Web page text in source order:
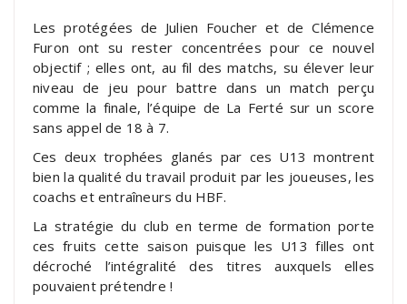
Les protégées de Julien Foucher et de Clémence
Furon ont su rester concentrées pour ce nouvel
objectif ; elles ont, au fil des matchs, su élever leur
niveau de jeu pour battre dans un match perçu
comme la finale, l’équipe de La Ferté sur un score
sans appel de 18 à 7.
Ces deux trophées glanés par ces U13 montrent
bien la qualité du travail produit par les joueuses, les
coachs et entraîneurs du HBF.
La stratégie du club en terme de formation porte
ces fruits cette saison puisque les U13 filles ont
décroché l’intégralité des titres auxquels elles
pouvaient prétendre !